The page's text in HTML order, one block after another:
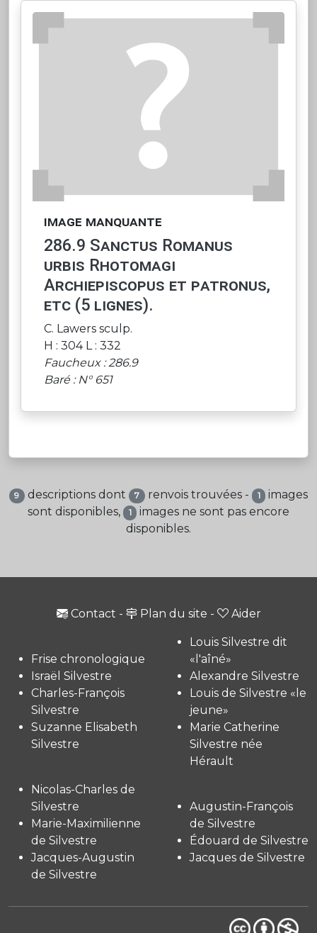
image manquante
286.9 Sanctus Romanus
urbis Rhotomagi
Archiepiscopus et patronus,
etc (5 lignes).
C. Lawers sculp.
H : 304 L : 332
Faucheux : 286.9
Baré : N° 651
9 descriptions dont 7 renvois trouvées - 1
images
sont disponibles,
1
images ne sont pas encore
disponibles.
Contact - Plan du site - Aider
Frise chronologique
Israël Silvestre
Charles-François
Silvestre
Suzanne Elisabeth
Silvestre
Louis Silvestre dit
«l'aîné»
Alexandre Silvestre
Louis de Silvestre «le
jeune»
Marie Catherine
Silvestre née
Hérault
Nicolas-Charles de
Silvestre
Marie-Maximilienne
de Silvestre
Jacques-Augustin
de Silvestre
Augustin-François
de Silvestre
Édouard de Silvestre
Jacques de Silvestre